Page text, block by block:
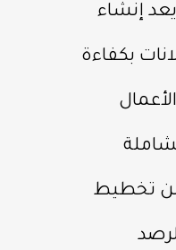
يعد إنشاء
بكفاءة
تخطيط